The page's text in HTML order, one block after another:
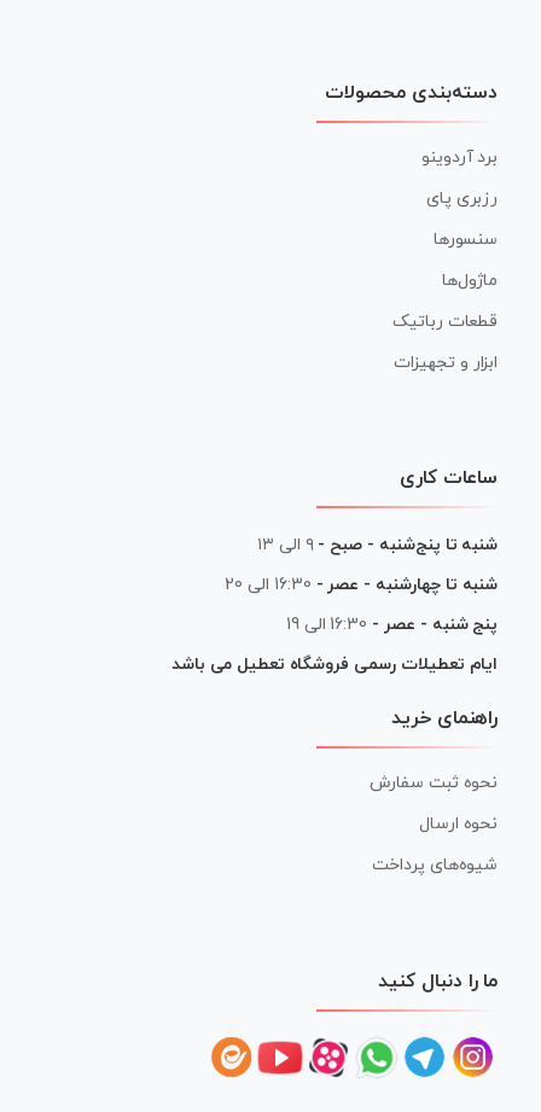
دسته‌بندی محصولات
برد آردوینو
رزبری پای
سنسورها
ماژول‌ها
قطعات رباتیک
ابزار و تجهیزات
ساعات کاری
شنبه تا پنج‌شنبه - صبح - ۹ الی ۱۳
شنبه تا چهارشنبه - عصر - 16:30 الی 20
پنج شنبه - عصر - 16:30 الی 19
ایام تعطیلات رسمی فروشگاه تعطیل می باشد
راهنمای خرید
نحوه ثبت سفارش
نحوه ارسال
شیوه‌های پرداخت
ما را دنبال کنید